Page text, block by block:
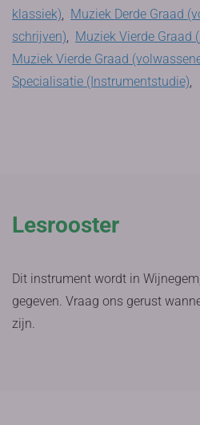
klassiek), Muziek Derde Graad
schrijven), Muziek Vierde Graad
Muziek Vierde Graad
Specialisatie (Instrumentstudie),
Lesrooster
Dit instrument wordt in
gegeven. Vraag ons gerust
zijn.